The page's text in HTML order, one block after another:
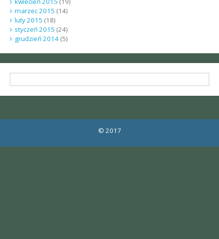
marzec 2015 (14)
luty 2015 (18)
styczeń 2015 (24)
grudzień 2014(5)
© 2017